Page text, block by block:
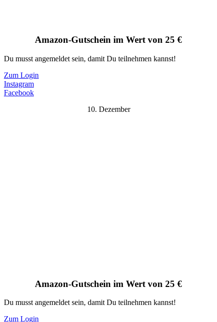
Amazon-Gutschein im Wert von 25 €
Du musst angemeldet sein, damit Du teilnehmen kannst!
Zum Login
Instagram
Facebook
10. Dezember
Amazon-Gutschein im Wert von 25 €
Du musst angemeldet sein, damit Du teilnehmen kannst!
Zum Login